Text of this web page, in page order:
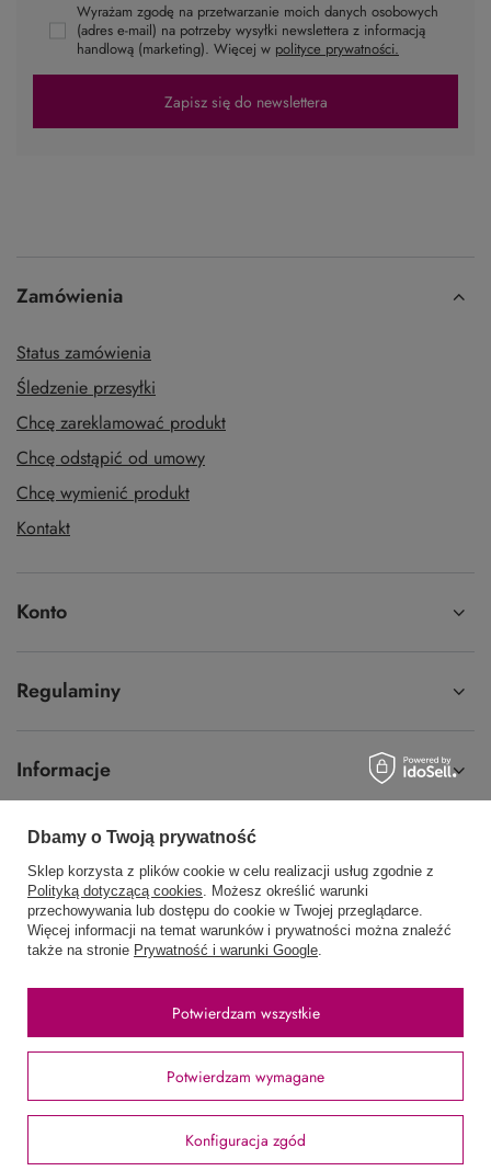
Wyrażam zgodę na przetwarzanie moich danych osobowych
(adres e-mail) na potrzeby wysyłki newslettera z informacją
handlową (marketing). Więcej w polityce prywatności.
Zapisz się do newslettera
Zamówienia
Status zamówienia
Śledzenie przesyłki
Chcę zareklamować produkt
Chcę odstąpić od umowy
Chcę wymienić produkt
Kontakt
Konto
Regulaminy
Informacje
58 762 91 40 Poniedziałek - Piątek / 8:00 - 15:30
sklep@hurtowniawera.pl Wera,Wodnika 50,80-299Gdańsk
Stawki VAT dla konsumentów z kraju:
Dbamy o Twoją prywatność
Sklep korzysta z plików cookie w celu realizacji usług zgodnie z
Polityką dotyczącą cookies. Możesz określić warunki
przechowywania lub dostępu do cookie w Twojej przeglądarce.
Więcej informacji na temat warunków i prywatności można znaleźć
także na stronie Prywatność i warunki Google.
Potwierdzam wymagane
Konfiguracja zgód
Potwierdzam wszystkie